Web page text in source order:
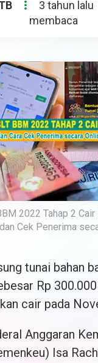
3 tahun lalu
membaca
2022 Tahap 2
Cek Penerima
tunai bahan
Rp
cair pada
Anggaran
Isa